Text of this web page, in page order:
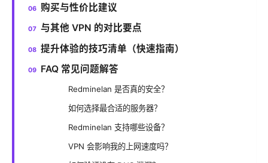
购买与性价比建议
与其他 VPN 的对比要点
提升体验的技巧清单（快速指南）
FAQ 常见问题解答
Redminelan 是否真的安全？
如何选择最合适的服务器？
Redminelan 支持哪些设备？
VPN 会影响我的上网速度吗？